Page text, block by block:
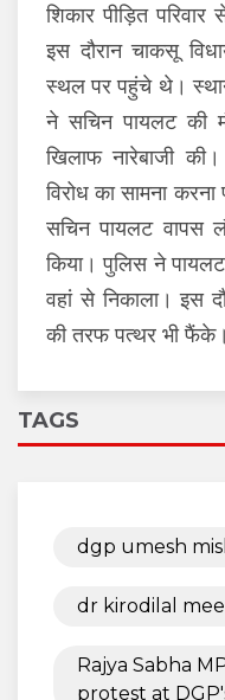
शिकार पीड़ित
इस दौरान चाकसू
स्थल पर पहुंचे थे।
ने सचिन पायलट की
खिलाफ नारेबाजी
विरोध का सामना
सचिन पायलट वापस
किया। पुलिस ने
वहां से निकाला। इस
की तरफ पत्थर भी फैंके।
TAGS
dgp umesh
dr kirodilal
Rajya Sabha
protest at